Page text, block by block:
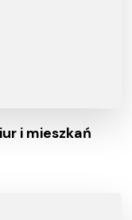
i mieszkań